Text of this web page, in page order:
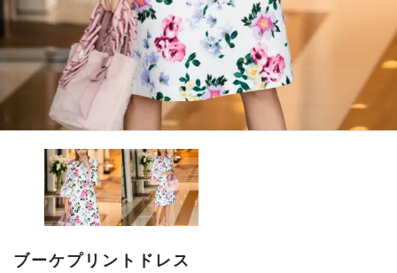
ブーケプリントドレス